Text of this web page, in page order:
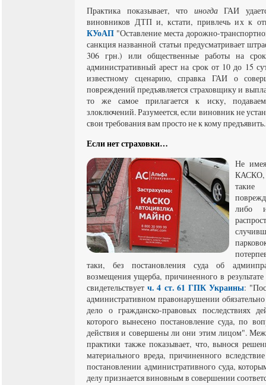
Практика показывает, чтоиногдаГАИ
виновников ДТП и, кстати, привлечь их к
КУоАП "Оставление места дорожно-
санкция названной статьи предусматривает
306 грн.) или общественные работы на
административный арест на срок от 10 до 15
известному сценарию, справка ГАИ о
повреждений предъявляется страховщику и
то же самое прилагается к иску,
злоключений. Разумеется, если виновник не
свои требования вам просто не к кому предъявить.
Если нет страховки…
Не
КАСКО,
такие
либо
таки, без постановления суда об
возмещения ущерба, причиненного в
свидетельствует ч. 4 ст. 61 ГПК Украины:
административном правонарушении
дело о гражданско-правовых последствиях
которого вынесено постановление суда, по
действия и совершены ли они этим лицом".
практики также показывает, что, вынося
материального вреда, причиненного
постановлении административного суда,
делу признается виновным в совершении